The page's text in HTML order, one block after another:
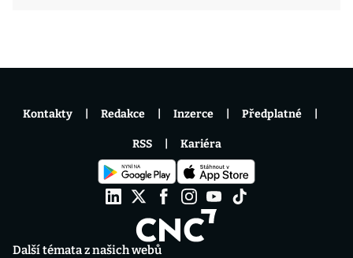
Další témata z našich webů
Kontakty Redakce Inzerce Předplatné
RSS Kariéra